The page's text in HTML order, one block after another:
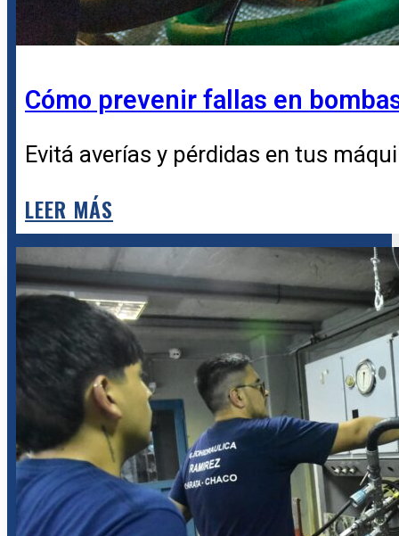
Cómo prevenir fallas en
Evitá averías y pérdidas en tus
LEER MÁS